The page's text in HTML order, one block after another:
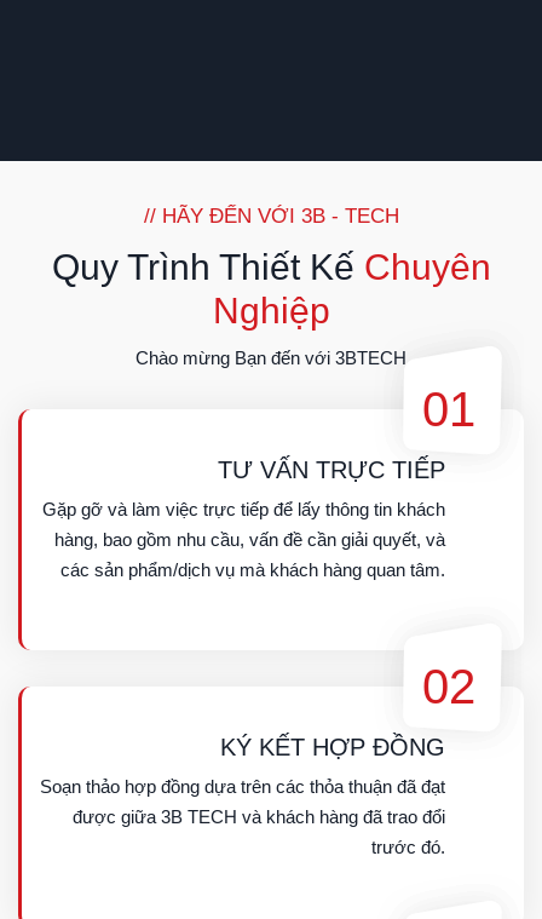
// HÃY ĐẾN VỚI 3B - TECH
Quy Trình Thiết KếChuyên
01
TƯ VẤN TRỰC TIẾP
Gặp gỡ và làm việc trực tiếp để lấy thông tin khách
hàng, bao gồm nhu cầu, vấn đề cần giải quyết, và